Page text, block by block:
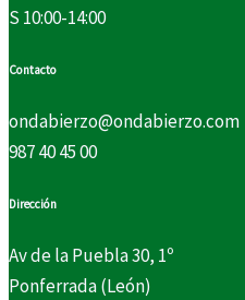
S 10:00-14:00
Contacto
ondabierzo@ondabierzo.com
987 40 45 00
Dirección
Av de la Puebla 30, 1º
Ponferrada (León)